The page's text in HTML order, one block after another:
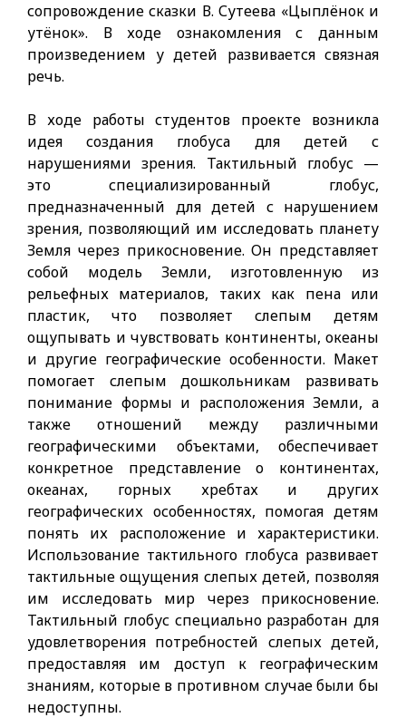
сопровождение сказки В. Сутеева «Цыплёнок и
утёнок». В ходе ознакомления с данным
произведением у детей развивается связная
речь.
В ходе работы студентов проекте возникла
идея создания глобуса для детей с
нарушениями зрения. Тактильный глобус —
это специализированный глобус,
предназначенный для детей с нарушением
зрения, позволяющий им исследовать планету
Земля через прикосновение. Он представляет
собой модель Земли, изготовленную из
рельефных материалов, таких как пена или
пластик, что позволяет слепым детям
ощупывать и чувствовать континенты, океаны
и другие географические особенности. Макет
помогает слепым дошкольникам развивать
понимание формы и расположения Земли, а
также отношений между различными
географическими объектами, обеспечивает
конкретное представление о континентах,
океанах, горных хребтах и других
географических особенностях, помогая детям
понять их расположение и характеристики.
Использование тактильного глобуса развивает
тактильные ощущения слепых детей, позволяя
им исследовать мир через прикосновение.
Тактильный глобус специально разработан для
удовлетворения потребностей слепых детей,
предоставляя им доступ к географическим
знаниям, которые в противном случае были бы
недоступны.